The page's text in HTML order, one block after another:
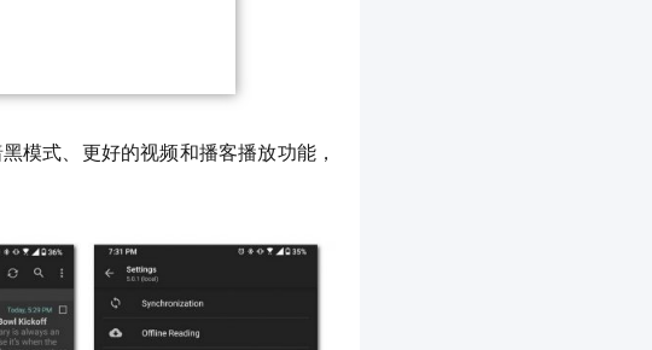
模式、更好的视频和播客播放功能，